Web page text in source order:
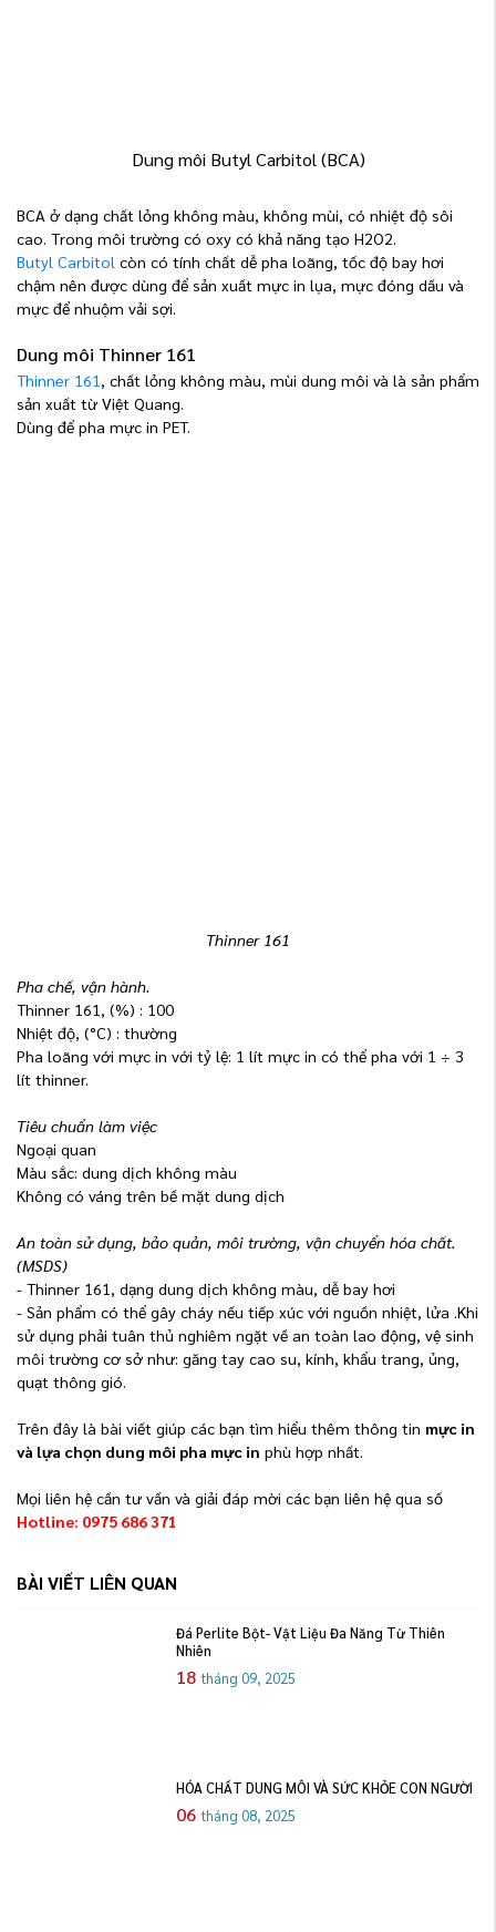
Dung môi Butyl Carbitol (BCA)
BCA ở dạng chất lỏng không màu, không mùi, có nhiệt độ sôi
cao. Trong môi trường có oxy có khả năng tạo H2O2.
Butyl Carbitol còn có tính chất dễ pha loãng, tốc độ bay hơi
chậm nên được dùng để sản xuất mực in lụa, mực đóng dấu và
mực để nhuộm vải sợi.
Dung môi Thinner 161
Thinner 161 , chất lỏng không màu, mùi dung môi và là sản phẩm
sản xuất từ Việt Quang.
Dùng để pha mực in PET.
Thinner 161
Pha chế, vận hành.
Thinner 161, (%) : 100
Nhiệt độ, (°C) : thường
Pha loãng với mực in với tỷ lệ: 1 lít mực in có thể pha với 1 ÷ 3
lít thinner.
Tiêu chuẩn làm việc
Ngoại quan
Màu sắc: dung dịch không màu
Không có váng trên bề mặt dung dịch
An toàn sử dụng, bảo quản, môi trường, vận chuyển hóa chất.
(MSDS)
- Thinner 161, dạng dung dịch không màu, dễ bay hơi
- Sản phẩm có thể gây cháy nếu tiếp xúc với nguồn nhiệt, lửa .Khi
sử dụng phải tuân thủ nghiêm ngặt về an toàn lao động, vệ sinh
môi trường cơ sở như: găng tay cao su, kính, khẩu trang, ủng,
quạt thông gió.
Trên đây là bài viết giúp các bạn tìm hiểu thêm thông tin mực in
và lựa chọn dung môi pha mực in phù hợp nhất.
Mọi liên hệ cần tư vấn và giải đáp mời các bạn liên hệ qua số
Hotline: 0975 686 371
BÀI VIẾT LIÊN QUAN
Đá Perlite Bột- Vật Liệu Đa Năng Từ Thiên
Nhiên
18 tháng 09, 2025
HÓA CHẤT DUNG MÔI VÀ SỨC KHỎE CON NGƯỜI
06 tháng 08, 2025